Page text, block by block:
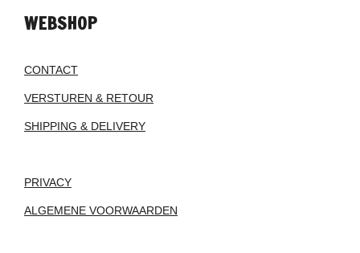
WEBSHOP
CONTACT
VERSTUREN & RETOUR
SHIPPING & DELIVERY
PRIVACY
ALGEMENE VOORWAARDEN